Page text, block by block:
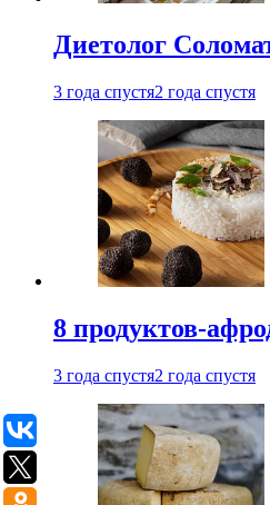
Диетолог
3 года спустя2 года спустя
8 продуктов-
3 года спустя2 года спустя